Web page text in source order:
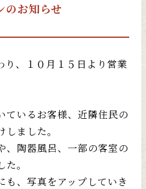
のお知らせ
り、１０月１５日より営業
ているお客様、近隣住民の
ました。
、陶器風呂、一部の客室の
。
も、写真をアップしていき